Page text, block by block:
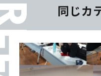
同じカ